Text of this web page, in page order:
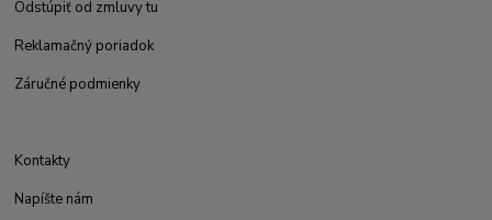
Odstúpiť od zmluvy tu
Reklamačný poriadok
Záručné podmienky
Kontakty
Napíšte nám